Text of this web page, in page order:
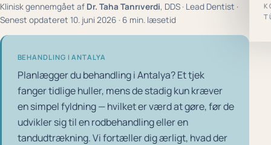
Klinisk gennemgået af Dr. Taha Tanrıverdi, DDS · Lead Dentist ·
Senest opdateret 10. juni 2026 · 6 min. læsetid
BEHANDLING I ANTALYA
Planlægger du behandling i Antalya? Et tjek
fanger tidlige huller, mens de stadig kun kræver
en simpel fyldning — hvilket er værd at gøre, før de
udvikler sig til en rodbehandling eller en
tandudtrækning. Vi fortæller dig ærligt, hvad der